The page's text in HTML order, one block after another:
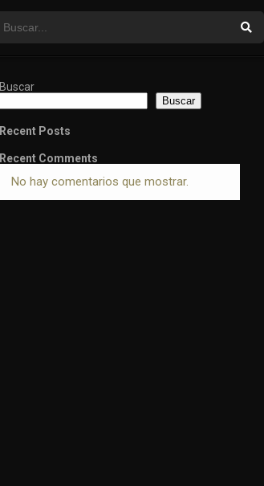
Buscar
Buscar
Recent Posts
Recent Comments
No hay comentarios que mostrar.